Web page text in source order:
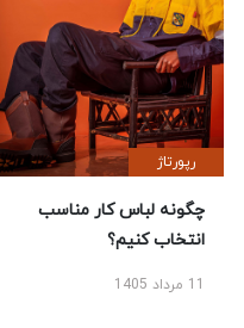
رپورتاژ
چگونه لباس کار مناسب
انتخاب کنیم؟
11 مرداد 1405